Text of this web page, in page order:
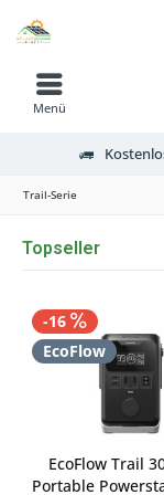
Menü
Trail-Serie
Topseller
-16
EcoFlow
EcoFlow Trail
Portable